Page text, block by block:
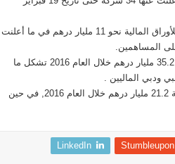
وبلغت قيمة التوزيعات المقترحة ل 8 بنوك مدرجة في سوق أبوظبي للأوراق المالية نحو 11 مليار درهم في ما أعلنت
وجاء الارتفاع في قيمة التوزيعات بعدما وصل صافي أرباح 21 بنكا نحو 35.2 مليار درهم خلال العام 2016 تشكل ما
وبلغ صافي أرباح 14 بنكا وطنيا مدرجا في سوق أبوظبي للأوراق المالية 21.2 مليار درهم خلال العام 2016, في حين
Stumbleupon
LinkedIn